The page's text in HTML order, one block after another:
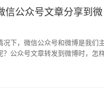
信公众号文章分享到微
下，微信公众号和微博是我们
公众号文章转发到微博时，怎